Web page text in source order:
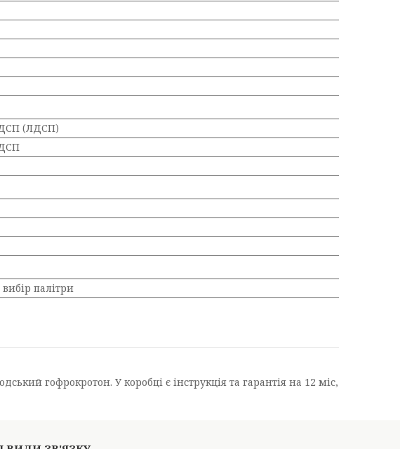
(ЛДСП)
палітри
гофрокротон. У коробці є інструкція та гарантія на 12 міс,